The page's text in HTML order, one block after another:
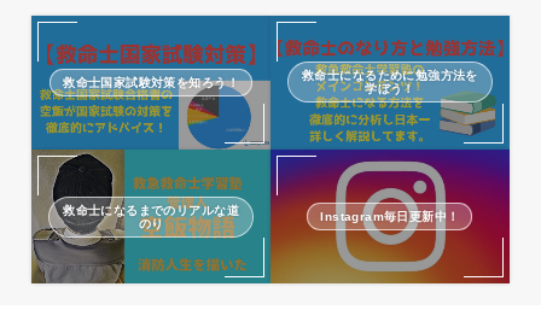
救命士国家試験対策を知ろう！
救命士になるために勉強方法を
学ぼう！
救命士になるまでのリアルな道
のり
Instagram毎日更新中！